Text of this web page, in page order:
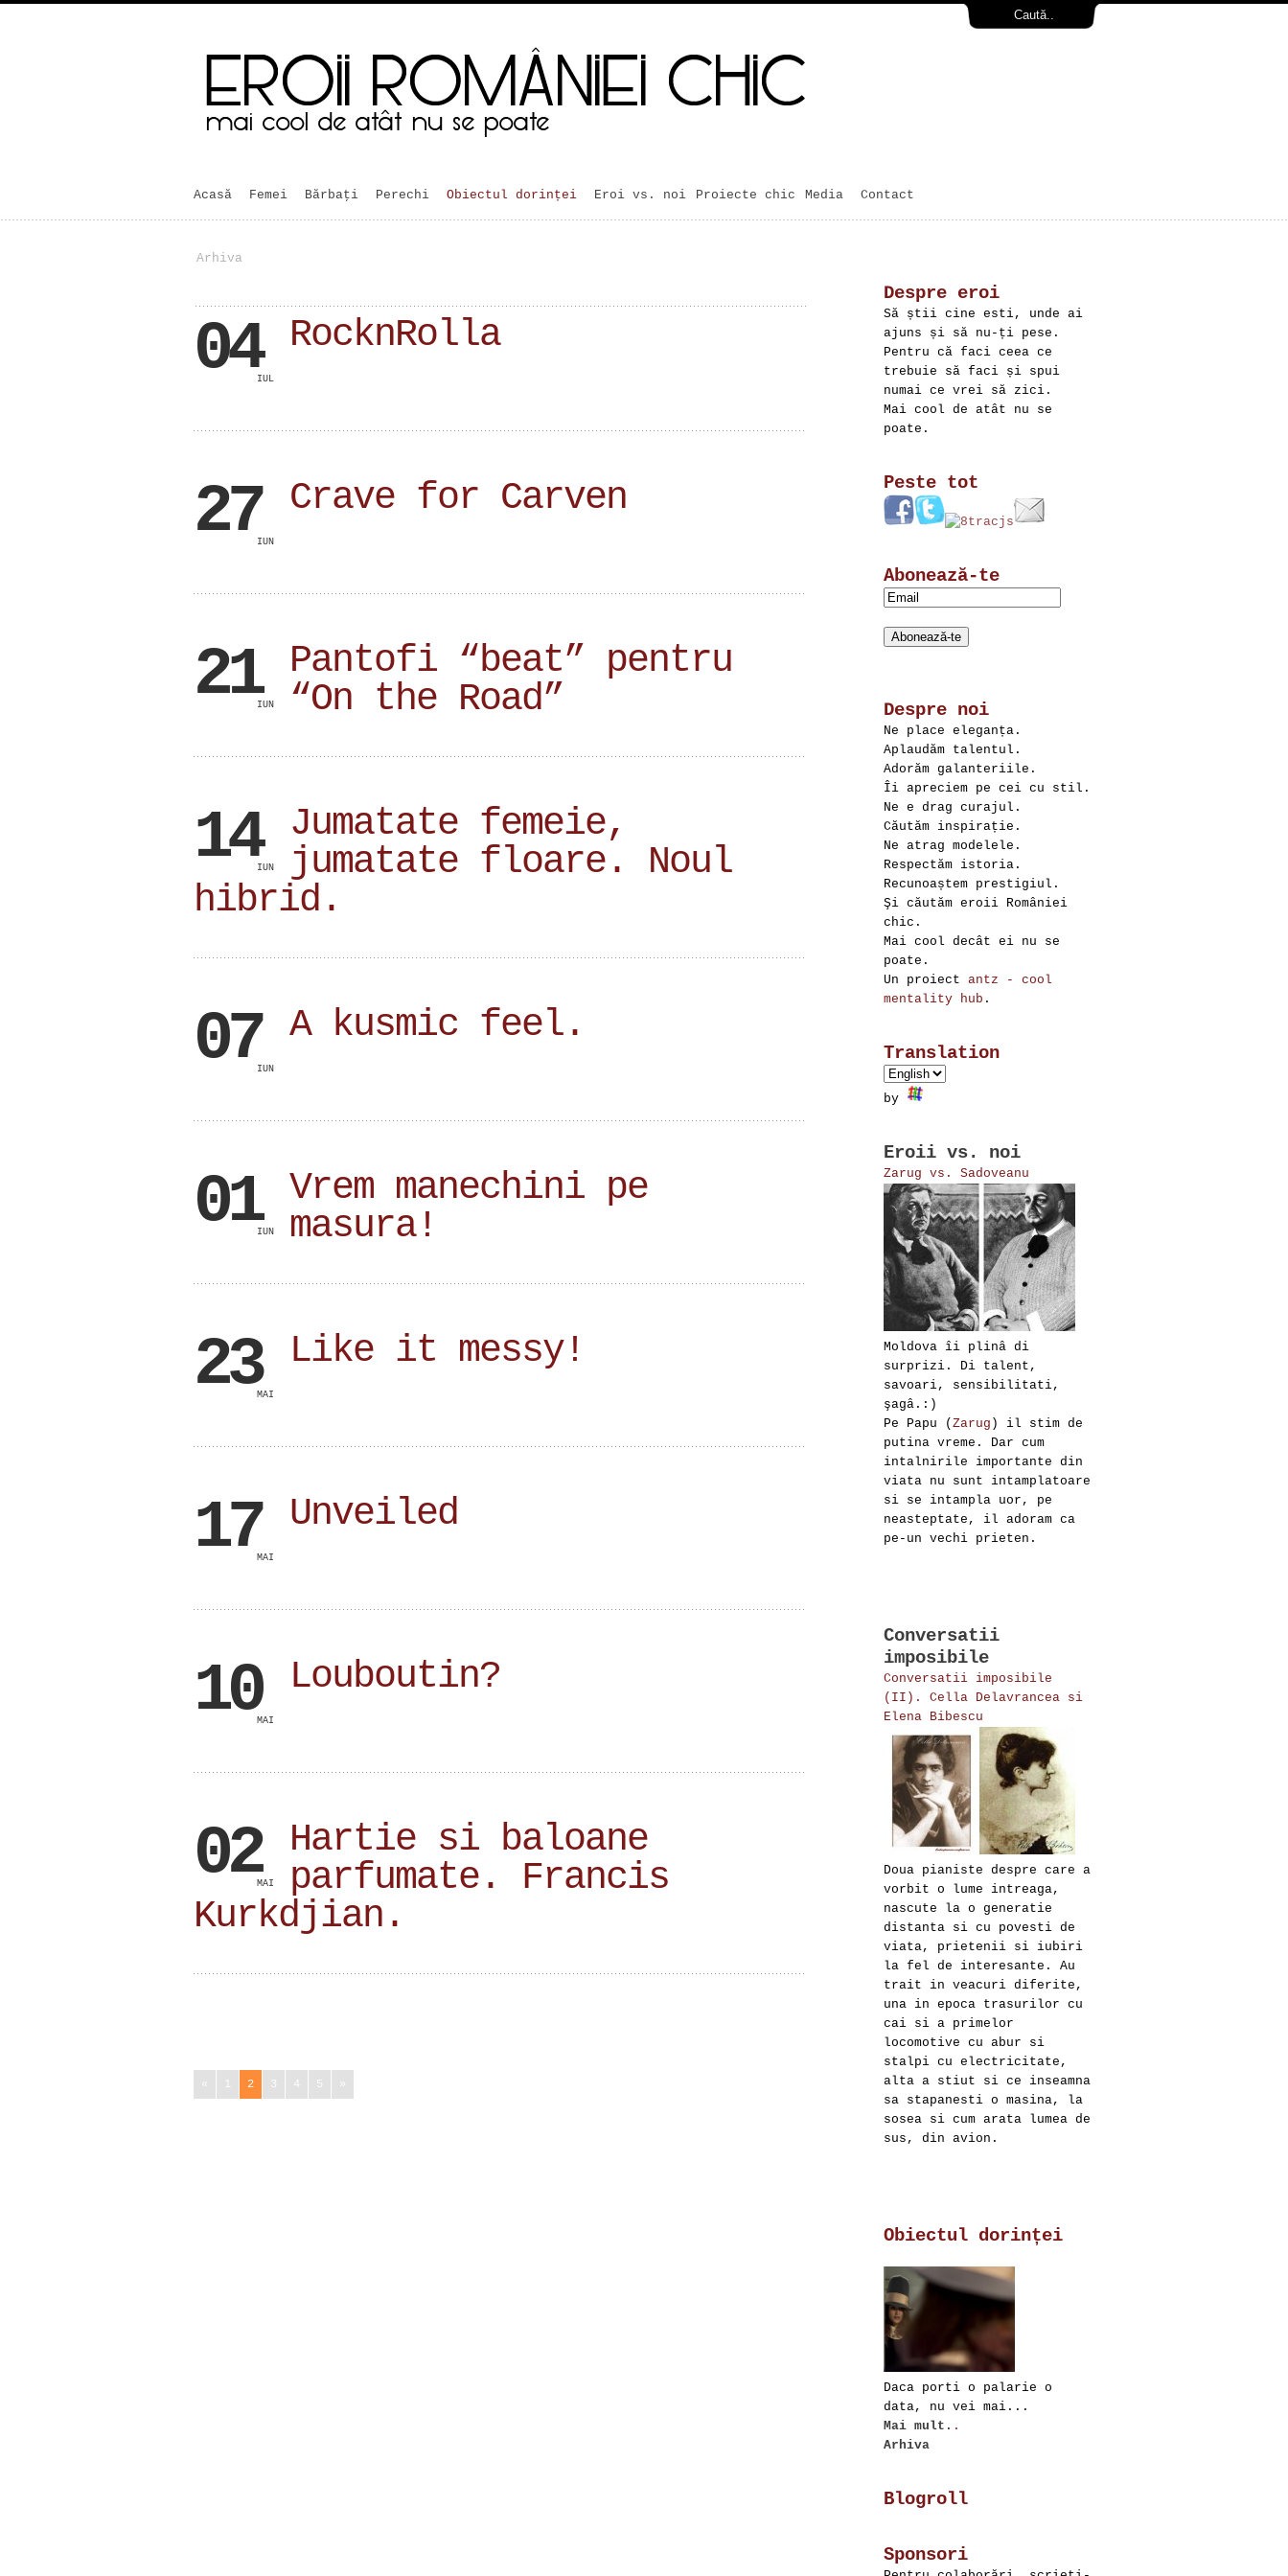
Acasă Femei Bărbaţi Perechi Obiectul dorinței Eroi vs. noi Proiecte chic Media Contact
Arhiva
04IUL
RocknRolla
27IUN
Crave for Carven
21IUN
Pantofi “beat” pentru
“On the Road”
14IUN
Jumatate femeie,
jumatate floare. Noul
hibrid.
07IUN
A kusmic feel.
01IUN
Vrem manechini pe
masura!
23MAI
Like it messy!
17MAI
Unveiled
10MAI
Louboutin?
02MAI
Hartie si baloane
parfumate. Francis
Kurkdjian.
« 1 2 3 4 5 »
Despre eroi
Să știi cine esti, unde ai
ajuns și să nu-ți pese.
Pentru că faci ceea ce
trebuie să faci și spui
numai ce vrei să zici.
Mai cool de atât nu se
poate.
Peste tot
Abonează-te
Despre noi
Ne place eleganța.
Aplaudăm talentul.
Adorăm galanteriile.
Îi apreciem pe cei cu stil.
Ne e drag curajul.
Căutăm inspirație.
Ne atrag modelele.
Respectăm istoria.
Recunoaștem prestigiul.
Şi căutăm eroii României
chic.
Mai cool decât ei nu se
poate.
Un proiect antz - cool
mentality hub .
Translation
by
Eroii vs. noi
Zarug vs. Sadoveanu
Moldova îi plinâ di
surprizi. Di talent,
savoari, sensibilitati,
şagâ.:)
Pe Papu ( Zarug ) il stim de
putina vreme. Dar cum
intalnirile importante din
viata nu sunt intamplatoare
si se intampla uor, pe
neasteptate, il adoram ca
pe-un vechi prieten.
Conversatii
imposibile
Conversatii imposibile
(II). Cella Delavrancea si
Elena Bibescu
Doua pianiste despre care a
vorbit o lume intreaga,
nascute la o generatie
distanta si cu povesti de
viata, prietenii si iubiri
la fel de interesante. Au
trait in veacuri diferite,
una in epoca trasurilor cu
cai si a primelor
locomotive cu abur si
stalpi cu electricitate,
alta a stiut si ce inseamna
sa stapanesti o masina, la
sosea si cum arata lumea de
sus, din avion.
Obiectul dorinței
Daca porti o palarie o
data, nu vei mai...
Mai mult. .
Arhiva
Blogroll
Sponsori